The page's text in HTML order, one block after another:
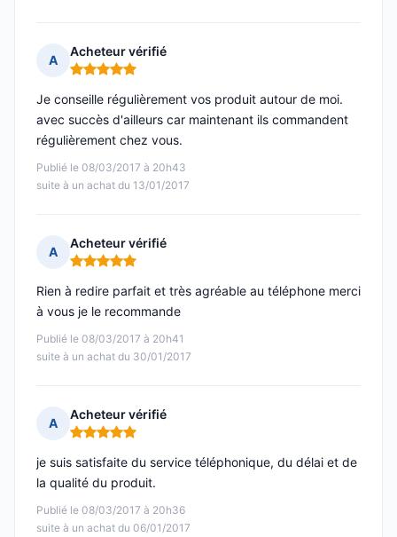
A
Acheteur vérifié
Note : 5 sur 5
Publié le 08/03/2017 à 20h43
suite à un achat du 13/01/2017
Je conseille régulièrement vos produit autour de moi.
avec succès d'ailleurs car maintenant ils commandent
régulièrement chez vous.
A
Acheteur vérifié
Note : 5 sur 5
Publié le 08/03/2017 à 20h41
suite à un achat du 30/01/2017
Rien à redire parfait et très agréable au téléphone merci
à vous je le recommande
A
Acheteur vérifié
Note : 5 sur 5
Publié le 08/03/2017 à 20h36
suite à un achat du 06/01/2017
je suis satisfaite du service téléphonique, du délai et de
la qualité du produit.